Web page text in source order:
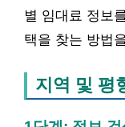
별 임대료 정보
택을 찾는 방법
지역 및 평